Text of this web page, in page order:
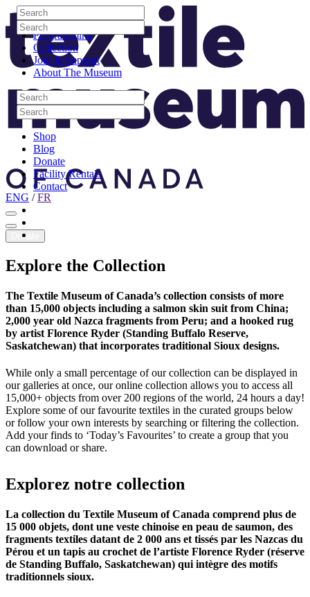
Skip to content
Visit
Programming
Collection
Join & Support
About The Museum
Search
Search
Search
Search
Shop
Blog
Donate
Facility Rentals
Contact
Youtube
Search
Search
Search
Search
Site Logo
ENG /FR
Donate
Explore the Collection
The Textile Museum of Canada’s collection consists of more
than 15,000 objects including a salmon skin suit from China;
2,000 year old Nazca fragments from Peru; and a hooked rug
by artist Florence Ryder (Standing Buffalo Reserve,
Saskatchewan) that incorporates traditional Sioux designs.
While only a small percentage of our collection can be displayed in
our galleries at once, our online collection allows you to access all
15,000+ objects from over 200 regions of the world, 24 hours a day!
Explore some of our favourite textiles in the curated groups below
or follow your own interests by searching or filtering the collection.
Add your finds to ‘Today’s Favourites’ to create a group that you
can download or share.
Explorez notre collection
La collection du Textile Museum of Canada comprend plus de
15 000 objets, dont une veste chinoise en peau de saumon, des
fragments textiles datant de 2 000 ans et tissés par les Nazcas du
Pérou et un tapis au crochet de l’artiste Florence Ryder (réserve
de Standing Buffalo, Saskatchewan) qui intègre des motifs
traditionnels sioux.